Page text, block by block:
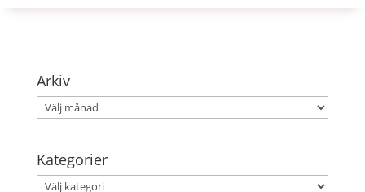
Arkiv
Arkiv
Kategorier
Kategorier